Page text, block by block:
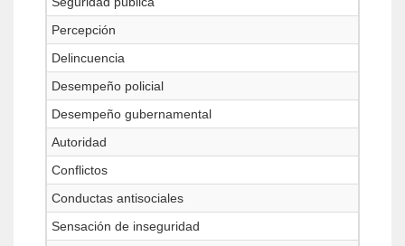
Percepción
Delincuencia
Desempeño policial
Desempeño gubernamental
Autoridad
Conflictos
Conductas antisociales
Sensación de inseguridad